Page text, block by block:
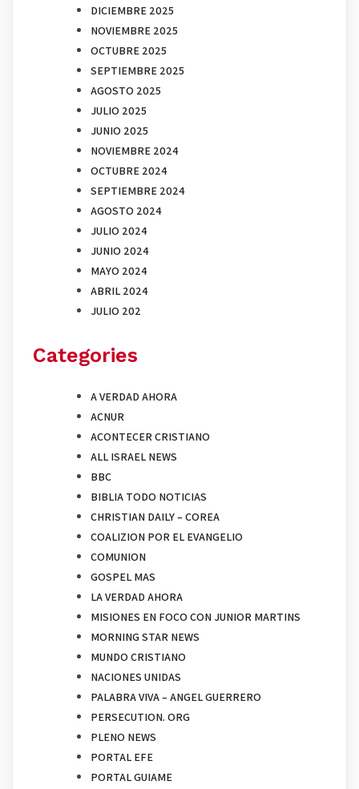
DICIEMBRE 2025
NOVIEMBRE 2025
OCTUBRE 2025
SEPTIEMBRE 2025
AGOSTO 2025
JULIO 2025
JUNIO 2025
NOVIEMBRE 2024
OCTUBRE 2024
SEPTIEMBRE 2024
AGOSTO 2024
JULIO 2024
JUNIO 2024
MAYO 2024
ABRIL 2024
JULIO 202
Categories
A VERDAD AHORA
ACNUR
ACONTECER CRISTIANO
ALL ISRAEL NEWS
BBC
BIBLIA TODO NOTICIAS
CHRISTIAN DAILY – COREA
COALIZION POR EL EVANGELIO
COMUNION
GOSPEL MAS
LA VERDAD AHORA
MISIONES EN FOCO CON JUNIOR MARTINS
MORNING STAR NEWS
MUNDO CRISTIANO
NACIONES UNIDAS
PALABRA VIVA – ANGEL GUERRERO
PERSECUTION. ORG
PLENO NEWS
PORTAL EFE
PORTAL GUIAME